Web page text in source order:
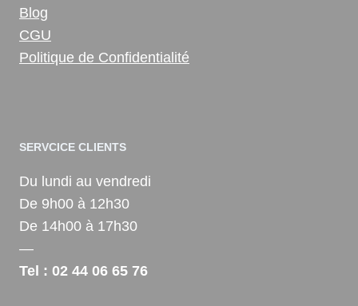
Blog
CGU
Politique de Confidentialité
SERVCICE CLIENTS
Du lundi au vendredi
De 9h00 à 12h30
De 14h00 à 17h30
—
Tel : 02 44 06 65 76